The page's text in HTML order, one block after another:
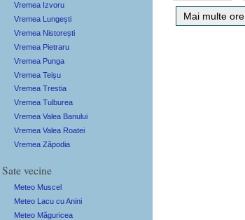
Mai multe ore
Vremea Izvoru
Vremea Lungești
Vremea Nistorești
Vremea Pietraru
Vremea Punga
Vremea Teișu
Vremea Trestia
Vremea Tulburea
Vremea Valea Banului
Vremea Valea Roatei
Vremea Zăpodia
Sate vecine
Meteo Muscel
Meteo Lacu cu Anini
Meteo Măguricea